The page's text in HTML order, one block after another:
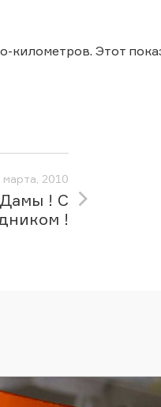
километров. Этот
марта, 2010
! С
!